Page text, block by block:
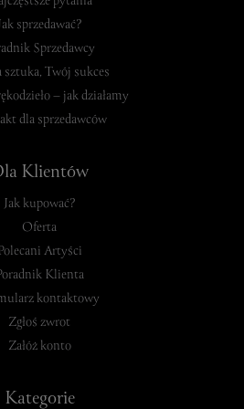
sprzedawać?
Sprzedawcy
sztuka, Twój sukces
– jak działamy
dla sprzedawców
Klientów
Jak kupować?
Oferta
Artyści
Klienta
kontaktowy
Zgłoś zwrot
Załóż konto
Kategorie